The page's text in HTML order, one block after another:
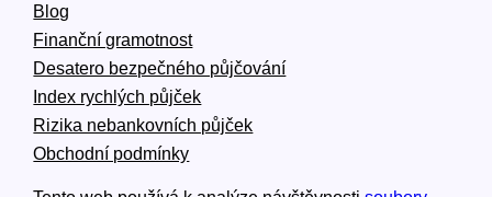
Blog
Finanční gramotnost
Desatero bezpečného půjčování
Index rychlých půjček
Rizika nebankovních půjček
Obchodní podmínky